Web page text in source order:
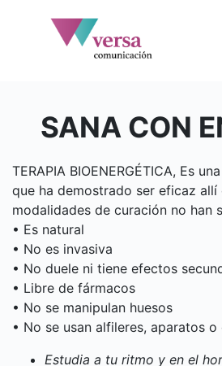
SANA CON
TERAPIA BIOENERGÉTICA, Es
que ha demostrado ser eficaz
modalidades de curación no han
• Es natural
• No es invasiva
• No duele ni tiene efectos
• Libre de fármacos
• No se manipulan huesos
• No se usan alfileres, aparatos o
Estudia a tu ritmo y en el